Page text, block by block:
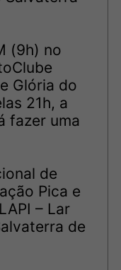
(9h) no
Glória do
21h, a
fazer uma
de
Pica e
– Lar
de